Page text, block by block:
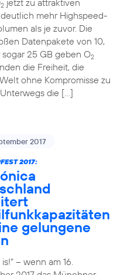
2jetzt zu attraktiven
mehr Highspeed-
als je zuvor. Die
Datenpakete von 10,
25 GB geben O2
die Freiheit, die
ohne Kompromisse zu
die […]
2017
2017:
gelungene
is!“ – wenn am 16.